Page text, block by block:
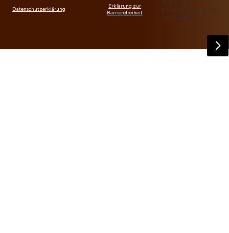
Datenschutzerklärung
Erklärung zur
Barrierefreiheit
© 2023 von
Bestattungsinstitut
Schneider